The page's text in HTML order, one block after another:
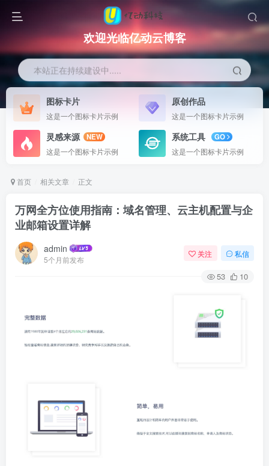
欢迎光临亿动云博客
本站正在持续建设中.....
图标卡片
这是一个图标卡片示例
原创作品
这是一个图标卡片示例
灵感来源
NEW
这是一个图标卡片示例
系统工具
GO
这是一个图标卡片示例
首页 相关文章 正文
万网全方位使用指南：域名管理、云主机配置与企
业邮箱设置详解
admin
5个月前发布
关注 私信
53 10